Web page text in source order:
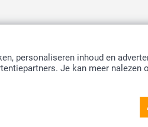
personaliseren inhoud en
Je kan meer nalezen